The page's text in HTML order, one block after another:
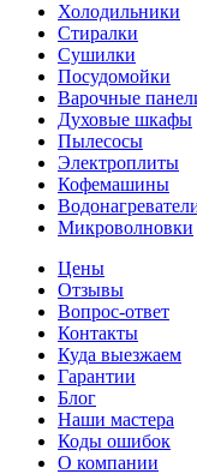
Холодильники
Стиралки
Сушилки
Посудомойки
Варочные
Духовые шкафы
Пылесосы
Электроплиты
Кофемашины
Микроволновки
Цены
Отзывы
Вопрос-ответ
Контакты
Куда выезжаем
Гарантии
Блог
Наши мастера
Коды ошибок
О компании